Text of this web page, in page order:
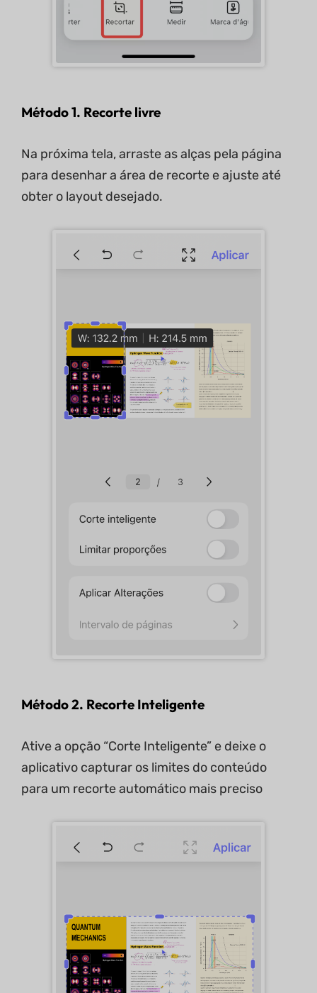
Método 1. Recorte livre
Na próxima tela, arraste as alças pela página
para desenhar a área de recorte e ajuste até
obter o layout desejado.
Método 2. Recorte Inteligente
Ative a opção “Corte Inteligente” e deixe o
aplicativo capturar os limites do conteúdo
para um recorte automático mais preciso